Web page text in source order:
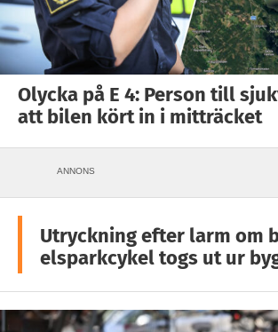
Olycka på E 4: Person till
att bilen kört in i mitträcket
ANNONS
Utryckning efter larm om
elsparkcykel togs ut ur